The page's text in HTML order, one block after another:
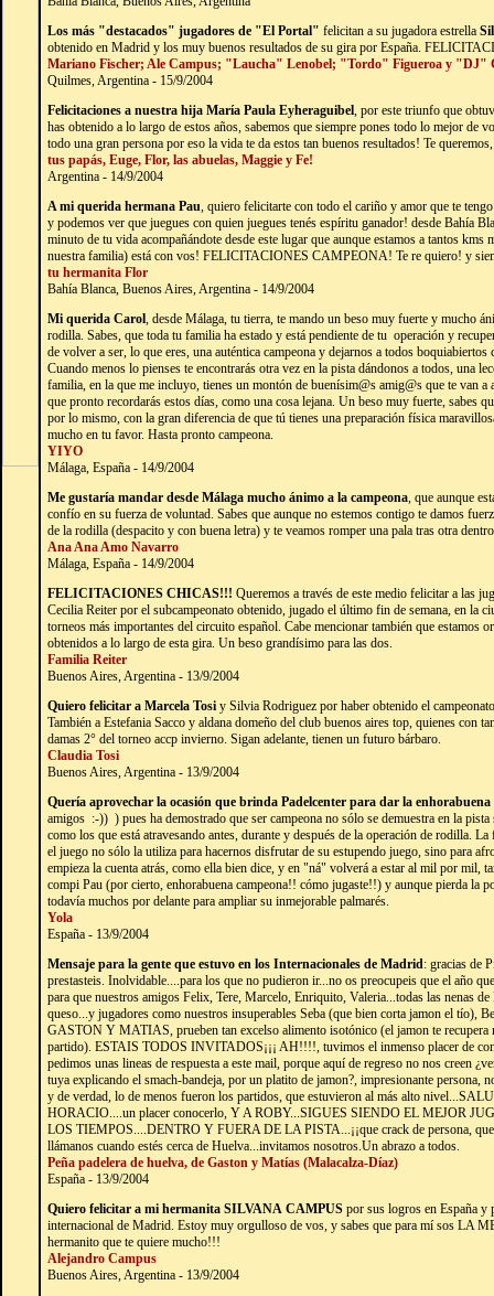
Los más "destacados" jugadores de "El Portal" felicitan a su jugadora estrella
obtenido en Madrid y los muy buenos resultados de su gira por España.
Mariano Fischer; Ale Campus; "Laucha" Lenobel; "Tordo" Figueroa y "DJ"
Quilmes, Argentina - 15/9/2004
Felicitaciones a nuestra hija María Paula Eyheraguibel, por este triunfo que
has obtenido a lo largo de estos años, sabemos que siempre pones todo lo mejor de
todo una gran persona por eso la vida te da estos tan buenos resultados! Te queremos,
tus papás, Euge, Flor, las abuelas, Maggie y Fe!
Argentina - 14/9/2004
A mi querida hermana Pau, quiero felicitarte con todo el cariño y amor que te
y podemos ver que juegues con quien juegues tenés espíritu ganador! desde Bahía
minuto de tu vida acompañándote desde este lugar que aunque estamos a tantos
nuestra familia) está con vos! FELICITACIONES CAMPEONA! Te re quiero! y
tu hermanita Flor
Bahía Blanca, Buenos Aires, Argentina - 14/9/2004
Mi querida Carol, desde Málaga, tu tierra, te mando un beso muy fuerte y mucho
rodilla. Sabes, que toda tu familia ha estado y está pendiente de tu operación y
de volver a ser, lo que eres, una auténtica campeona y dejarnos a todos
Cuando menos lo pienses te encontrarás otra vez en la pista dándonos a todos, una
familia, en la que me incluyo, tienes un montón de buenísim@s amig@s que te van a
que pronto recordarás estos días, como una cosa lejana. Un beso muy fuerte, sabes
por lo mismo, con la gran diferencia de que tú tienes una preparación física
mucho en tu favor. Hasta pronto campeona.
YIYO
Málaga, España - 14/9/2004
Me gustaría mandar desde Málaga mucho ánimo a la campeona, que aunque
confío en su fuerza de voluntad. Sabes que aunque no estemos contigo te damos
de la rodilla (despacito y con buena letra) y te veamos romper una pala tras otra
Ana Ana Amo Navarro
Málaga, España - 14/9/2004
FELICITACIONES CHICAS!!! Queremos a través de este medio felicitar a las
Cecilia Reiter por el subcampeonato obtenido, jugado el último fin de semana, en la
torneos más importantes del circuito español. Cabe mencionar también que estamos
obtenidos a lo largo de esta gira. Un beso grandísimo para las dos.
Familia Reiter
Buenos Aires, Argentina - 13/9/2004
Quiero felicitar a Marcela Tosi y Silvia Rodriguez por haber obtenido el
También a Estefania Sacco y aldana domeño del club buenos aires top, quienes con
damas 2° del torneo accp invierno. Sigan adelante, tienen un futuro bárbaro.
Claudia Tosi
Buenos Aires, Argentina - 13/9/2004
Quería aprovechar la ocasión que brinda Padelcenter para dar la
amigos :-)) ) pues ha demostrado que ser campeona no sólo se demuestra en la
como los que está atravesando antes, durante y después de la operación de rodilla.
el juego no sólo la utiliza para hacernos disfrutar de su estupendo juego, sino para
empieza la cuenta atrás, como ella bien dice, y en "ná" volverá a estar al mil por mil,
compi Pau (por cierto, enhorabuena campeona!! cómo jugaste!!) y aunque pierda la
todavía muchos por delante para ampliar su inmejorable palmarés.
Yola
España - 13/9/2004
Mensaje para la gente que estuvo en los Internacionales de Madrid: gracias de
prestasteis. Inolvidable....para los que no pudieron ir...no os preocupeis que el año
para que nuestros amigos Felix, Tere, Marcelo, Enriquito, Valeria...todas las nenas
queso...y jugadores como nuestros insuperables Seba (que bien corta jamon el tío),
GASTON Y MATIAS, prueben tan excelso alimento isotónico (el jamon te recupera
partido). ESTAIS TODOS INVITADOS¡¡¡ AH!!!!, tuvimos el inmenso placer de
pedimos unas lineas de respuesta a este mail, porque aquí de regreso no nos creen
tuya explicando el smach-bandeja, por un platito de jamon?, impresionante persona,
y de verdad, lo de menos fueron los partidos, que estuvieron al más alto
HORACIO....un placer conocerlo, Y A ROBY...SIGUES SIENDO EL MEJOR
LOS TIEMPOS....DENTRO Y FUERA DE LA PISTA...¡¡que crack de persona,
llámanos cuando estés cerca de Huelva...invitamos nosotros.Un abrazo a todos.
Peña padelera de huelva, de Gaston y Matías (Malacalza-Díaz)
España - 13/9/2004
Quiero felicitar a mi hermanita SILVANA CAMPUS por sus logros en España y
internacional de Madrid. Estoy muy orgulloso de vos, y sabes que para mí sos LA
hermanito que te quiere mucho!!!
Alejandro Campus
Buenos Aires, Argentina - 13/9/2004